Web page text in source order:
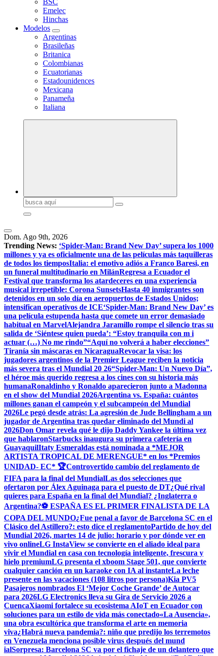
BSC
Emelec
Hinchas
Modelos
Argentinas
Brasileñas
Britanica
Colombianas
Ecuatorianas
Estadounidences
Mexicana
Panameña
Italiana
Buscar:
Dom. Ago 9th, 2026
Trending News: ‘Spider-Man: Brand New Day’ supera los 1000
millones y ya es oficialmente una de las películas más taquilleras
de todos los tiemposItalia: el emotivo adiós a Franco Baresi, en
un funeral multitudinario en MilánRegresa a Ecuador el
Festival que transforma los atardeceres en una experiencia
musical irrepetible: Corona SunsetsHasta 40 inmigrantes son
detenidos en un solo día en aeropuertos de Estados Unidos;
intensifican operativos de ICE‘Spider-Man: Brand New Day’ es
una película estupenda hasta que comete un error demasiado
habitual en Marvel​Alejandra Jaramillo rompe el silencio tras su
salida de ‘Siéntese quien pueda’: “Estoy tranquila con m i
actuar (…) No me rindo”“Aquí no volverá a haber elecciones”
Tiranía sin máscaras en NicaraguaRevocar la visa: los
jugadores argentinos de la Premier League reciben la noticia
más severa tras el Mundial 20 26“Spider-Man: Un Nuevo Día”,
el héroe más querido regresa a los cines con su historia más
humanaRonaldinho y Ronaldo aparecieron junto a Madonna
en el show del Mundial 2026Argentina vs. España: cuántos
millones ganan el campeón y el subcampeón del Mundial
2026Le pegó desde atrás: La agresión de Jude Bellingham a un
jugador de Argentina tras quedar eliminado del Mundi al
2026Don Omar revela qué le dijo Daddy Yankee la última vez
que hablaronStarbucks inaugura su primera cafetería en
GuayaquilItaty Esmeraldas está nominada a *MEJOR
ARTISTA TROPICAL DE MERENGUE* en los *Premios
UNIDAD- EC* 🏆Controvertido cambio del reglamento de
FIFA para la final del MundialLas dos selecciones que
ofertaron por Álex Aguinaga para el puesto de DT¿Qué rival
quieres para España en la final del Mundial? ¿Inglaterra o
Argentina?⚽ ESPAÑA ES EL PRIMER FINALISTA DE LA
COPA DEL MUNDO¿Fue penal a favor de Barcelona SC en el
Clásico del Astillero?: esto dice el reglamentoPartido de hoy del
Mundial 2026, martes 14 de julio: horario y por dónde ver en
vivo onlineLG InstaView se convierte en el aliado ideal para
vivir el Mundial en casa con tecnología inteligente, frescura y
hielo premiumLG presenta el xboom Stage 501, que convierte
cualquier canción en un karaoke con IA al instanteLa leche
presente en las vacaciones (108 litros por persona)Kia PV5
Pasajeros nombrados El ‘Mejor Coche Grande’ de Autocar
para 2026LG Electronics lleva su Gira de Servicio 2026 a
CuencaXiaomi fortalece su ecosistema AIoT en Ecuador con
soluciones para un estilo de vida más conectado«La Ausencia»,
una obra escultórica que transforma el arte en memoria
viva¿Habrá nueva pandemia?: niño que predijo los terremotos
en Venezuela menciona posible virus después del mund
ialSorpresa: Barcelona SC va por el fichaje de un delantero que